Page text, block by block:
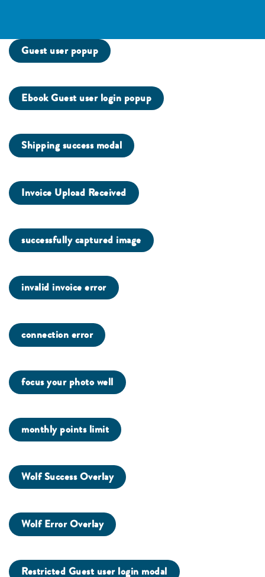
Guest user popup
Ebook Guest user login popup
Shipping success modal
Invoice Upload Received
successfully captured image
invalid invoice error
connection error
focus your photo well
monthly points limit
Wolf Success Overlay
Wolf Error Overlay
Restricted Guest user login modal